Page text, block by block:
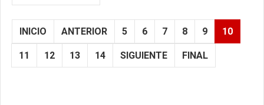
INICIO ANTERIOR 5 6 7 8 9 10
11 12 13 14 SIGUIENTE FINAL